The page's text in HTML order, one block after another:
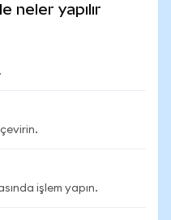
neler yapılır
işlem yapın.